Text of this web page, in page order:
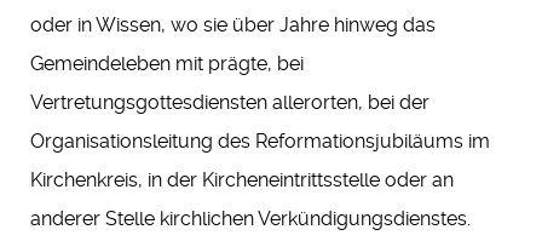
oder in Wissen, wo sie über Jahre hinweg das
Gemeindeleben mit prägte, bei
Vertretungsgottesdiensten allerorten, bei der
Organisationsleitung des Reformationsjubiläums im
Kirchenkreis, in der Kircheneintrittsstelle oder an
anderer Stelle kirchlichen Verkündigungsdienstes.